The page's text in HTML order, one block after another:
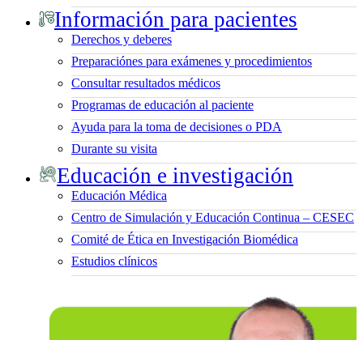
Información para pacientes
Derechos y deberes
Preparaciónes para exámenes y procedimientos
Consultar resultados médicos
Programas de educación al paciente
Ayuda para la toma de decisiones o PDA
Durante su visita
Educación e investigación
Educación Médica
Centro de Simulación y Educación Continua – CESEC
Comité de Ética en Investigación Biomédica
Estudios clínicos